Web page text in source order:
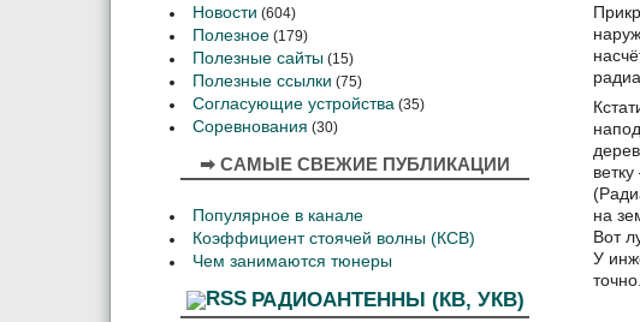
на
Вот
У
точно.
Новости (604)
Полезное (179)
Полезные сайты (15)
Полезные ссылки (75)
Согласующие устройства (35)
Соревнования (30)
➡ САМЫЕ СВЕЖИЕ ПУБЛИКАЦИИ
Популярное в канале
Коэффициент стоячей волны (КСВ)
Чем занимаются тюнеры
РАДИОАНТЕННЫ (КВ, УКВ)